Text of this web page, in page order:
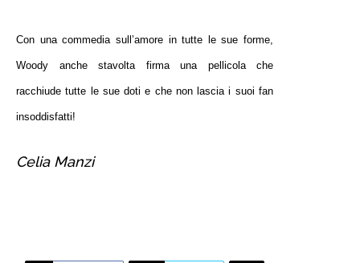
Con una commedia sull’amore in tutte le sue forme,
Woody anche stavolta firma una pellicola che
racchiude tutte le sue doti e che non lascia i suoi fan
insoddisfatti!
Celia Manzi